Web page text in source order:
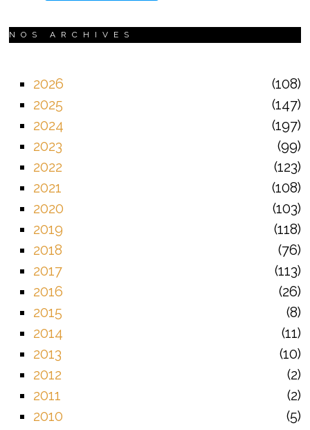
NOS ARCHIVES
2026
108
2025
147
2024
197
2023
99
2022
123
2021
108
2020
103
2019
118
2018
76
2017
113
2016
26
2015
8
2014
11
2013
10
2012
2
2011
2
2010
5